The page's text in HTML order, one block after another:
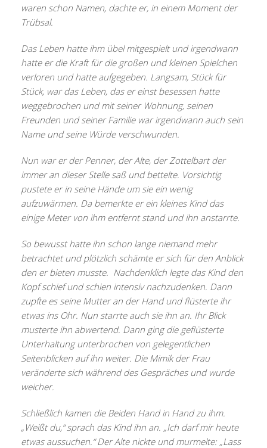
waren schon Namen, dachte er, in einem Moment der
Trübsal.
Das Leben hatte ihm übel mitgespielt und irgendwann
hatte er die Kraft für die großen und kleinen Spielchen
verloren und hatte aufgegeben. Langsam, Stück für
Stück, war das Leben, das er einst besessen hatte
weggebrochen und mit seiner Wohnung, seinen
Freunden und seiner Familie war irgendwann auch sein
Name und seine Würde verschwunden.
Nun war er der Penner, der Alte, der Zottelbart der
immer an dieser Stelle saß und bettelte. Vorsichtig
pustete er in seine Hände um sie ein wenig
aufzuwärmen. Da bemerkte er ein kleines Kind das
einige Meter von ihm entfernt stand und ihn anstarrte.
So bewusst hatte ihn schon lange niemand mehr
betrachtet und plötzlich schämte er sich für den Anblick
den er bieten musste. Nachdenklich legte das Kind den
Kopf schief und schien intensiv nachzudenken. Dann
zupfte es seine Mutter an der Hand und flüsterte ihr
etwas ins Ohr. Nun starrte auch sie ihn an. Ihr Blick
musterte ihn abwertend. Dann ging die geflüsterte
Unterhaltung unterbrochen von gelegentlichen
Seitenblicken auf ihn weiter. Die Mimik der Frau
veränderte sich während des Gespräches und wurde
weicher.
Schließlich kamen die Beiden Hand in Hand zu ihm.
„Weißt du,“ sprach das Kind ihn an. „Ich darf mir heute
etwas aussuchen.“ Der Alte nickte und murmelte: „Lass